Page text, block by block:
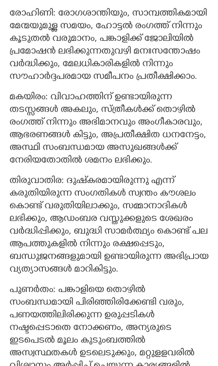
രോഹിണി: രോഗശാന്തിയും, സാമ്പത്തികമായി
മേന്മയുമുള്ള സമയം, ഹോട്ടൽ രംഗത്ത് നിന്നും
കൂടുതൽ വരുമാനം, പങ്കാളിക്ക് ജോലിയിൽ
പ്രമോഷൻ ലഭിക്കുന്നതുവഴി മനഃസന്തോഷം
വർദ്ധിക്കും, മേലധികാരികളിൽ നിന്നും
സൗഹാർദ്ദപരമായ സമീപനം പ്രതീക്ഷിക്കാം.
മകയിരം: വിവാഹത്തിന് ഉണ്ടായിരുന്ന
തടസ്സങ്ങൾ അകലും, സ്ത്രീകൾക്ക് തൊഴിൽ
രംഗത്ത് നിന്നും അഭിമാനവും അംഗീകാരവും,
ആഭരണങ്ങൾ കിട്ടും, അപ്രതീക്ഷിത ധനനേട്ടം,
അസ്ഥി സംബന്ധമായ അസുഖങ്ങൾക്ക്
നേരിയതോതിൽ ശമനം ലഭിക്കും.
തിരുവാതിര: ദുഷ്‌കരമായിരുന്നു എന്ന്
കരുതിയിരുന്ന സംഗതികൾ സ്വന്തം കൗശലം
കൊണ്ട് വരുതിയിലാക്കും, സമ്മാനാദികൾ
ലഭിക്കും, ആഡംബര വസ്തുക്കളുടെ ശേഖരം
വർദ്ധിപ്പിക്കും, ബുദ്ധി സാമർത്ഥ്യം കൊണ്ട് പല
ആപത്തുകളിൽ നിന്നും രക്ഷപ്പെടും,
ബന്ധുജനങ്ങളുമായി ഉണ്ടായിരുന്ന അഭിപ്രായ
വ്യത്യാസങ്ങൾ മാറികിട്ടും.
പുണർതം: പങ്കാളിയെ തൊഴിൽ
സംബന്ധമായി പിരിഞ്ഞിരിക്കേണ്ടി വരും,
പണയത്തിലിരിക്കുന്ന ഉരുപ്പടികൾ
നഷ്ടപ്പെടാതെ നോക്കണം, അന്യരുടെ
ഇടപെടൽ മൂലം കുടുംബത്തിൽ
അസ്വസ്ഥതകൾ ഉടലെടുക്കും, മറ്റുളളവരിൽ